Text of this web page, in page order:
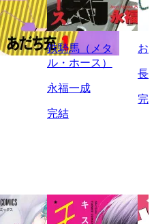
鉄騎馬（メタ
ル・ホース）
永福一成
完結
お
長
完